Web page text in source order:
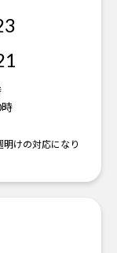
けの対応になり